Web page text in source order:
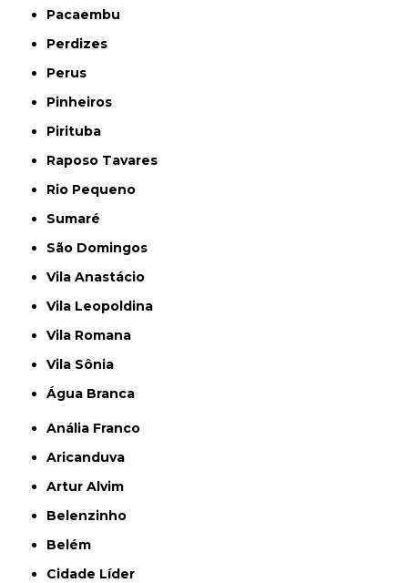
Pacaembu
Perdizes
Perus
Pinheiros
Pirituba
Raposo Tavares
Rio Pequeno
Sumaré
São Domingos
Vila Anastácio
Vila Leopoldina
Vila Romana
Vila Sônia
Água Branca
Anália Franco
Aricanduva
Artur Alvim
Belenzinho
Belém
Cidade Líder